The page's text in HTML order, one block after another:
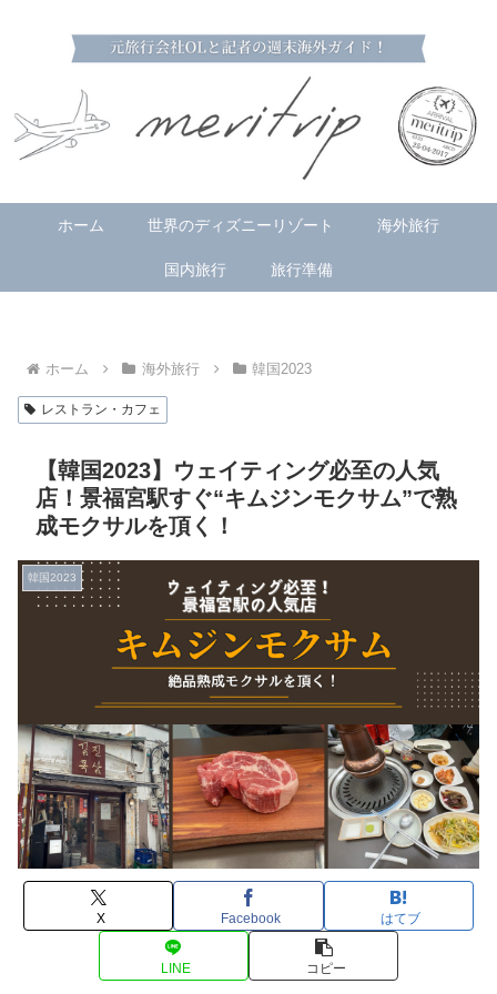
ホーム 世界のディズニーリゾート 海外旅行
国内旅行 旅行準備
ホーム 海外旅行 韓国2023
レストラン・カフェ
【韓国2023】ウェイティング必至の人気
店！景福宮駅すぐ“キムジンモクサム”で熟
成モクサルを頂く！
韓国2023
X Facebook はてブ
LINE コピー